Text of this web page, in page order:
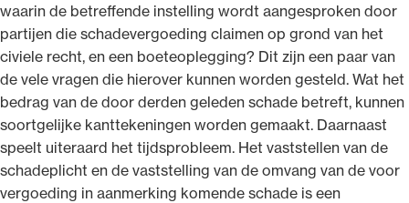
waarin de betreffende instelling wordt aangesproken door
partijen die schadevergoeding claimen op grond van het
civiele recht, en een boeteoplegging? Dit zijn een paar van
de vele vragen die hierover kunnen worden gesteld. Wat het
bedrag van de door derden geleden schade betreft, kunnen
soortgelijke kanttekeningen worden gemaakt. Daarnaast
speelt uiteraard het tijdsprobleem. Het vaststellen van de
schadeplicht en de vaststelling van de omvang van de voor
vergoeding in aanmerking komende schade is een